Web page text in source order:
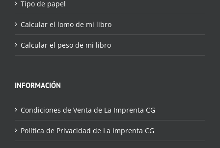
Tipo de papel
Calcular el lomo de mi libro
Calcular el peso de mi libro
INFORMACIÓN
Condiciones de Venta de La Imprenta CG
Política de Privacidad de La Imprenta CG